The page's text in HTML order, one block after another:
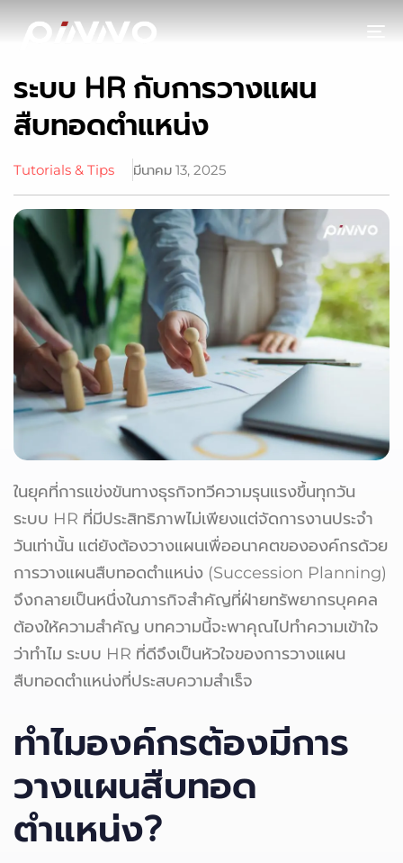
ระบบ HR กับการวางแผน
สืบทอดตำแหน่ง
Tutorials & Tips มีนาคม 13, 2025
ในยุคที่การแข่งขันทางธุรกิจทวีความรุนแรงขึ้นทุกวัน
ระบบ HR ที่มีประสิทธิภาพไม่เพียงแต่จัดการงานประจำ
วันเท่านั้น แต่ยังต้องวางแผนเพื่ออนาคตขององค์กรด้วย
การวางแผนสืบทอดตำแหน่ง (Succession Planning)
จึงกลายเป็นหนึ่งในภารกิจสำคัญที่ฝ่ายทรัพยากรบุคคล
ต้องให้ความสำคัญ บทความนี้จะพาคุณไปทำความเข้าใจ
ว่าทำไม ระบบ HR ที่ดีจึงเป็นหัวใจของการวางแผน
สืบทอดตำแหน่งที่ประสบความสำเร็จ
ทำไมองค์กรต้องมีการ
วางแผนสืบทอด
ตำแหน่ง?